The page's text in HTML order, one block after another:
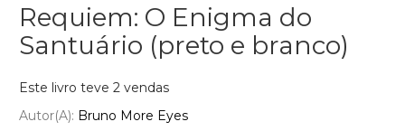
Requiem: O Enigma do
Santuário (preto e branco)
Este livro teve 2 vendas
Autor(a): Bruno More Eyes